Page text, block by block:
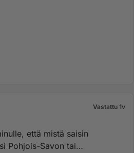
Vastattu 1v
että mistä saisin
Pohjois-Savon tai